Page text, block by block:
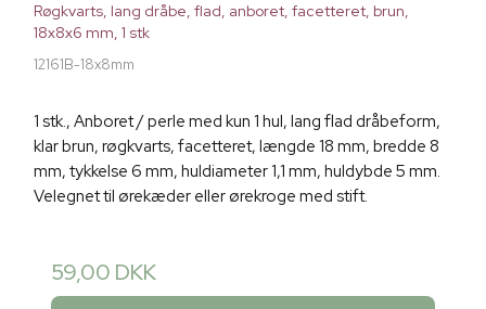
Røgkvarts, lang dråbe, flad, anboret, facetteret, brun,
18x8x6 mm, 1 stk
12161B-18x8mm
1 stk., Anboret / perle med kun 1 hul, lang flad dråbeform,
klar brun, røgkvarts, facetteret, længde 18 mm, bredde 8
mm, tykkelse 6 mm, huldiameter 1,1 mm, huldybde 5 mm.
Velegnet til ørekæder eller ørekroge med stift.
59,00 DKK